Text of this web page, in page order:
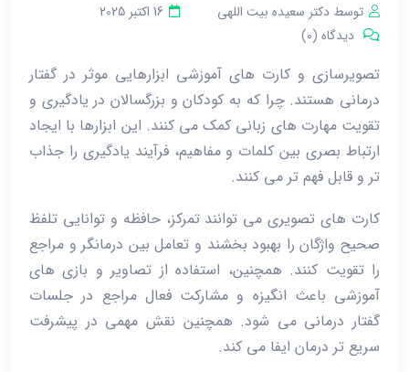
توسط دکتر سعیده بیت اللهی
16 اکتبر 2025
دیدگاه (0)
تصویرسازی و کارت ‌های آموزشی ابزارهایی موثر در گفتار
درمانی هستند. چرا که به کودکان و بزرگسالان در یادگیری و
تقویت مهارت ‌های زبانی کمک می‌ کنند. این ابزارها با ایجاد
ارتباط بصری بین کلمات و مفاهیم، فرآیند یادگیری را جذاب‌
تر و قابل فهم ‌تر می‌ کنند.
کارت‌ های تصویری می ‌توانند تمرکز، حافظه و توانایی تلفظ
صحیح واژگان را بهبود بخشند و تعامل بین درمانگر و مراجع
را تقویت کنند. همچنین، استفاده از تصاویر و بازی‌ های
آموزشی باعث انگیزه و مشارکت فعال مراجع در جلسات
گفتار درمانی می ‌شود. همچنین نقش مهمی در پیشرفت
سریع ‌تر درمان ایفا می ‌کند.